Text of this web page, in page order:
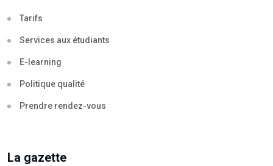
Tarifs
Services aux étudiants
E-learning
Politique qualité
Prendre rendez-vous
La gazette